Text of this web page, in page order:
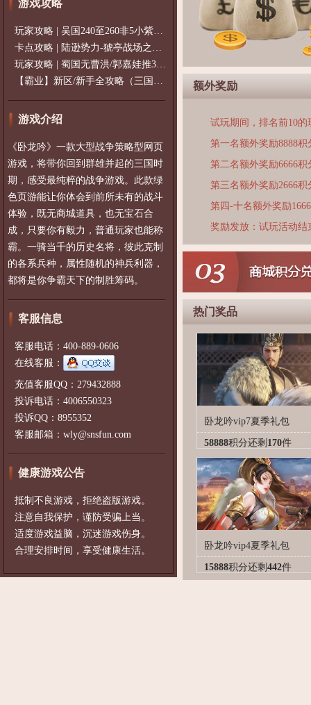
游戏攻略
玩家攻略 | 吴国240至260非5小紫过策免
卡点攻略 | 陆逊势力-猇亭战场之陆逊
玩家攻略 | 蜀国无曹洪/郭嘉娃推375级，
【霸业】新区/新手全攻略（三国通用）2
游戏介绍
《卧龙吟》一款大型战争策略型网页
游戏，将带你回到群雄并起的三国时
期，感受最纯粹的战争游戏。此款绿
色页游能让你体会到前所未有的战斗
体验，既无商城道具，也无宝石合
成，只要你有毅力，普通玩家也能称
霸。一骑当千的历史名将，彼此克制
的各系兵种，属性随机的神兵利器，
都将是你争霸天下的制胜筹码。
客服信息
客服电话：400-889-0606
在线客服：
充值客服QQ：279432888
投诉电话：4006550323
投诉QQ：8955352
客服邮箱：wly@snsfun.com
健康游戏公告
抵制不良游戏，拒绝盗版游戏。
注意自我保护，谨防受骗上当。
适度游戏益脑，沉迷游戏伤身。
合理安排时间，享受健康生活。
额外奖励
试玩期间，排名前10
第一名额外奖励8888积
第二名额外奖励6666积
第三名额外奖励2666积
第四-十名额外奖励
奖励发放：试玩活动
热门奖品
卧龙吟vip7夏季礼包
58888积分还剩 170件
卧龙吟vip4夏季礼包
15888积分还剩 442件